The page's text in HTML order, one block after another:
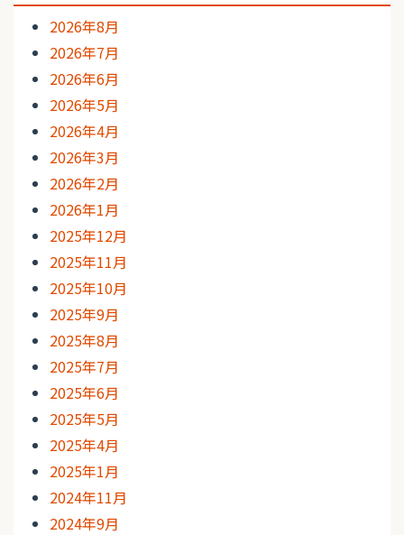
2026年8月
2026年7月
2026年6月
2026年5月
2026年4月
2026年3月
2026年2月
2026年1月
2025年12月
2025年11月
2025年10月
2025年9月
2025年8月
2025年7月
2025年6月
2025年5月
2025年4月
2025年1月
2024年11月
2024年9月